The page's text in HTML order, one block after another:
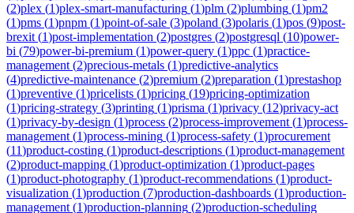
(2)plex (1)plex-smart-manufacturing (1)plm (2)plumbing (1)pm2
(1)pms (1)pnpm (1)point-of-sale (3)poland (3)polaris (1)pos (9)post-
brexit (1)post-implementation (2)postgres (2)postgresql (10)power-
bi (79)power-bi-premium (1)power-query (1)ppc (1)practice-
management (2)precious-metals (1)predictive-analytics
(4)predictive-maintenance (2)premium (2)preparation (1)prestashop
(1)preventive (1)pricelists (1)pricing (19)pricing-optimization
(1)pricing-strategy (3)printing (1)prisma (1)privacy (12)privacy-act
(1)privacy-by-design (1)process (2)process-improvement (1)process-
management (1)process-mining (1)process-safety (1)procurement
(11)product-costing (1)product-descriptions (1)product-management
(2)product-mapping (1)product-optimization (1)product-pages
(1)product-photography (1)product-recommendations (1)product-
visualization (1)production (7)production-dashboards (1)production-
management (1)production-planning (2)production-scheduling